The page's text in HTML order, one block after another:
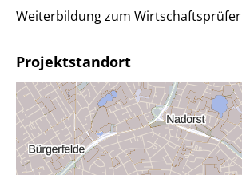
Weiterbildung zum Wirtschaftsprüfer
Projektstandort